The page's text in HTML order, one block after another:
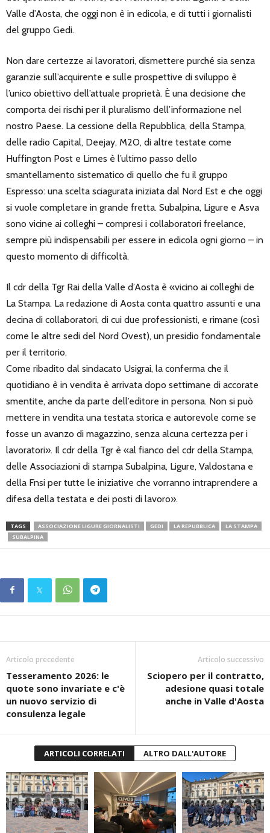
Valle d’Aosta, che oggi non è in edicola, e di tutti i giornalisti
del gruppo Gedi.
Non dare certezze ai lavoratori, dismettere purché sia senza
garanzie sull’acquirente e sulle prospettive di sviluppo è
l’unico obiettivo dell’attuale proprietà. È una decisione che
comporta dei rischi per il pluralismo dell’informazione nel
nostro Paese. La cessione della Repubblica, della Stampa,
delle radio Capital, Deejay, M2O, di altre testate come
Huffington Post e Limes è l’ultimo passo dello
smantellamento sistematico di quello che fu il gruppo
Espresso: una scelta sciagurata iniziata dal Nord Est e che oggi
si vuole completare in grande fretta. Subalpina, Ligure e Asva
sono vicine ai colleghi – compresi i collaboratori freelance,
sempre più indispensabili per essere in edicola ogni giorno – in
questo momento di difficoltà.
Il cdr della Tgr Rai della Valle d’Aosta è «vicino ai colleghi de
La Stampa. La redazione di Aosta conta quattro assunti e una
decina di collaboratori, di cui due professionisti, e rimane (così
come le altre sedi del Nord Ovest), un presidio fondamentale
per il territorio.
Come ribadito dal sindacato Usigrai, la conferma che il
quotidiano è in vendita è arrivata dopo settimane di accorate
smentite, anche da parte dell’editore in persona. Non si può
mettere in vendita una testata storica e autorevole come se
fosse un avanzo di magazzino, senza alcuna certezza per i
lavoratori». Il cdr della Tgr è «al fianco del cdr della Stampa,
delle Associazioni di stampa Subalpina, Ligure, Valdostana e
della Fnsi per tutte le iniziative che vorranno intraprendere a
difesa della testata e dei posti di lavoro».
TAGS ASSOCIAZIONE LIGURE GIORNALISTI GEDI LA REPUBBLICA
LA STAMPA
SUBALPINA
Articolo precedente
Tesseramento 2026: le
quote sono invariate e c'è
un nuovo servizio di
consulenza legale
Articolo successivo
Sciopero per il contratto,
adesione quasi totale
anche in Valle d'Aosta
ARTICOLI CORRELATI ALTRO DALL'AUTORE